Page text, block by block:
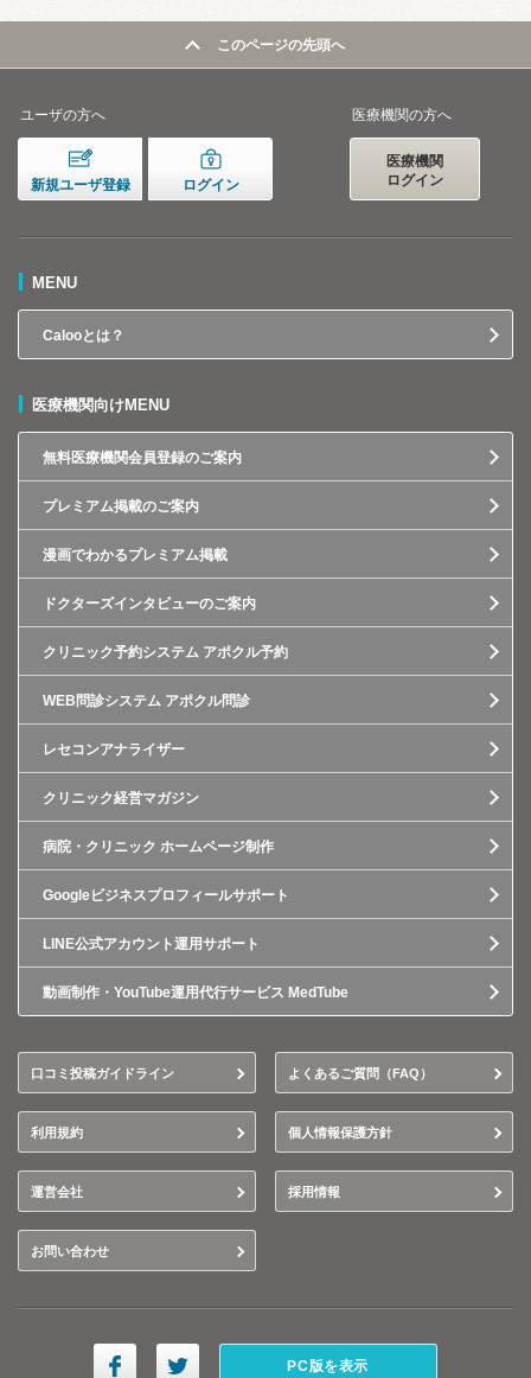
このページの先頭へ
ユーザの方へ
新規ユーザ登録 ログイン
医療機関の方へ
医療機関
ログイン
MENU
Calooとは？
医療機関向けMENU
無料医療機関会員登録のご案内
プレミアム掲載のご案内
漫画でわかるプレミアム掲載
ドクターズインタビューのご案内
クリニック予約システム アポクル予約
WEB問診システム アポクル問診
レセコンアナライザー
クリニック経営マガジン
病院・クリニック ホームページ制作
Googleビジネスプロフィールサポート
LINE公式アカウント運用サポート
動画制作・YouTube運用代行サービス MedTube
口コミ投稿ガイドライン よくあるご質問（FAQ）
利用規約 個人情報保護方針
運営会社 採用情報
お問い合わせ
PC版を表示